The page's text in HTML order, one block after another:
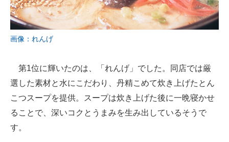
画像：れんげ
第1位に輝いたのは、「れんげ」でした。同店では厳
選した素材と水にこだわり、丹精こめて炊き上げたとん
こつスープを提供。スープは炊き上げた後に一晩寝かせ
ることで、深いコクとうまみを生み出しているそうで
す。